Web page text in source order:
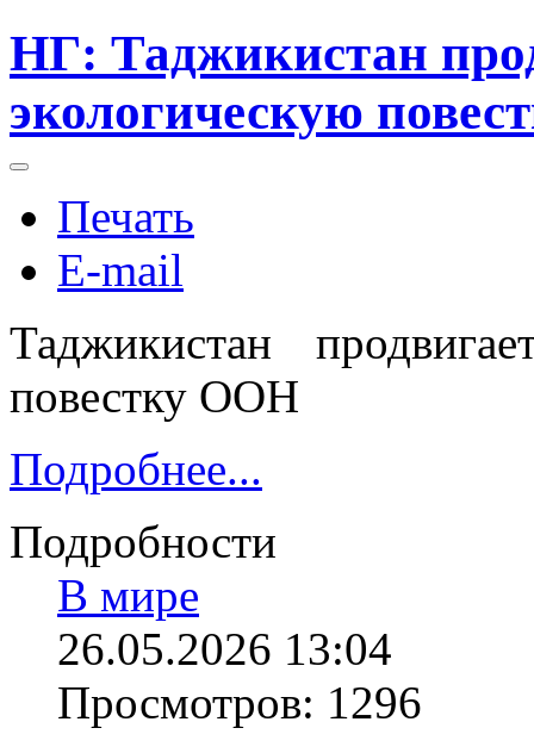
НГ: Таджикистан
экологическую
Печать
E-mail
Таджикистан
повестку ООН
Подробнее...
Подробности
В мире
26.05.2026 13:04
Просмотров: 1296